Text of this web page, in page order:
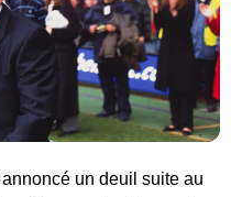
un deuil suite au